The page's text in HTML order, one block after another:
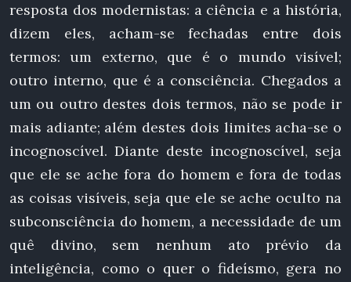
resposta dos modernistas: a ciência e a história,
dizem eles, acham-se fechadas entre dois
termos: um externo, que é o mundo visível;
outro interno, que é a consciência. Chegados a
um ou outro destes dois termos, não se pode ir
mais adiante; além destes dois limites acha-se o
incognoscível. Diante deste incognoscível, seja
que ele se ache fora do homem e fora de todas
as coisas visíveis, seja que ele se ache oculto na
subconsciência do homem, a necessidade de um
quê divino, sem nenhum ato prévio da
inteligência, como o quer o fideísmo, gera no